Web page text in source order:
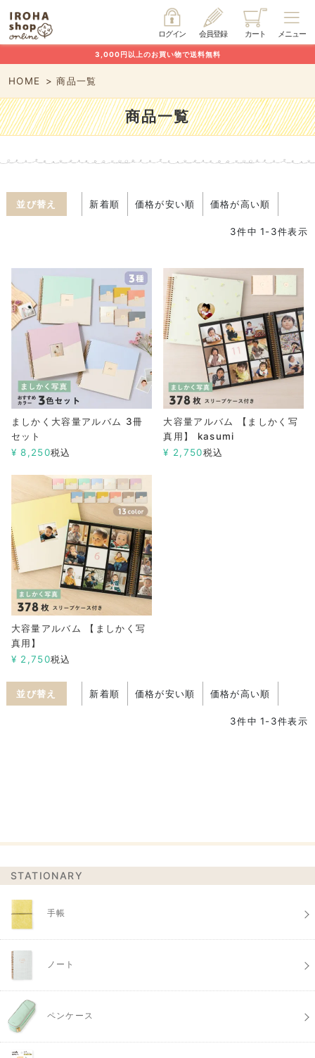
メニュー
カート
会員登録
ログイン
3,000円以上のお買い物で送料無料
HOME 商品一覧
商品一覧
並び替え 新着順 価格が安い順 価格が高い順
3件中 1-3件表示
ましかく大容量アルバム 3冊
セット
¥ 8,250税込
大容量アルバム 【ましかく写
真用】 kasumi
¥ 2,750税込
大容量アルバム 【ましかく写
真用】
¥ 2,750税込
並び替え 新着順 価格が安い順 価格が高い順
3件中 1-3件表示
STATIONARY
手帳
ノート
ペンケース